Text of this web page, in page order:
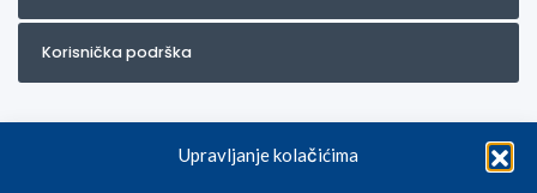
Upravljanje kolačićima
Korisnička podrška